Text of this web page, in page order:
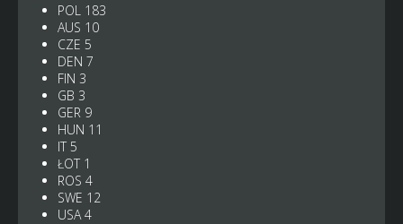
POL 183
AUS 10
CZE 5
DEN 7
FIN 3
GB 3
GER 9
HUN 11
IT 5
ŁOT 1
ROS 4
SWE 12
USA 4